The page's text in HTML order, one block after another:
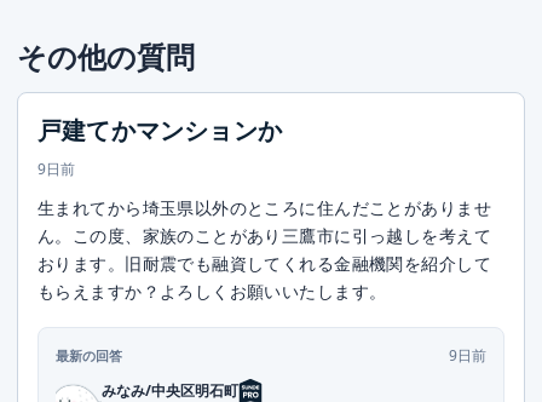
その他の質問
戸建てかマンションか
9日前
生まれてから埼玉県以外のところに住んだことがありませ
ん。この度、家族のことがあり三鷹市に引っ越しを考えて
おります。旧耐震でも融資してくれる金融機関を紹介して
もらえますか？よろしくお願いいたします。
最新の回答
9日前
みなみ/中央区明石町